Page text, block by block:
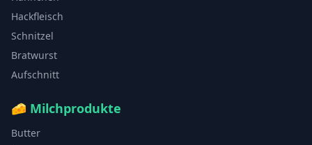
Hackfleisch
Schnitzel
Bratwurst
Aufschnitt
🧀 Milchprodukte
Butter